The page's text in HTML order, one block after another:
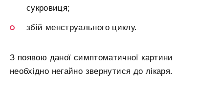
сукровиця;
збій менструального циклу.
З появою даної симптоматичної картини
необхідно негайно звернутися до лікаря.